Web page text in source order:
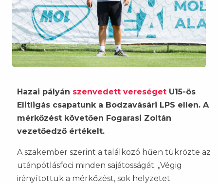
Hazai pályán szenvedett vereséget U15-ös
Elitligás csapatunk a Bodzavásári LPS ellen. A
mérkőzést követően Fogarasi Zoltán
vezetőedző értékelt.
A szakember szerint a találkozó hűen tükrözte az
utánpótlásfoci minden sajátosságát. „Végig
irányítottuk a mérkőzést, sok helyzetet